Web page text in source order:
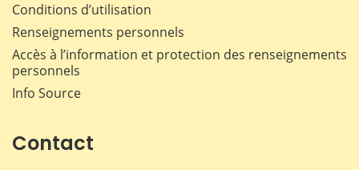
Conditions d’utilisation
Renseignements personnels
Accès à l’information et protection des renseignements
personnels
Info Source
Contact